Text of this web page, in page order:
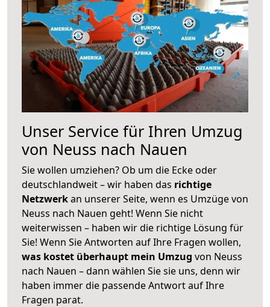
Unser Service für Ihren Umzug
von Neuss nach Nauen
Sie wollen umziehen? Ob um die Ecke oder
deutschlandweit – wir haben das richtige
Netzwerkan unserer Seite, wenn es Umzüge von
Neuss nach Nauen geht! Wenn Sie nicht
weiterwissen – haben wir die richtige Lösung für
Sie! Wenn Sie Antworten auf Ihre Fragen wollen,
was kostet überhaupt mein Umzug von Neuss
nach Nauen – dann wählen Sie sie uns, denn wir
haben immer die passende Antwort auf Ihre
Fragen parat.